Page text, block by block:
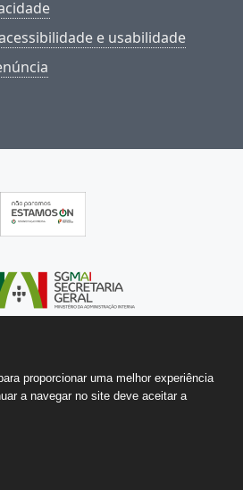
e usabilidade
Todos os direitos reservados.
proporcionar uma melhor experiência
a navegar no site deve aceitar a